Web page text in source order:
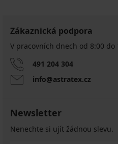
Zákaznická podpora
V pracovních dnech od 8:00 do
491 204 304
info@astratex.cz
Newsletter
Nenechte si ujít žádnou slevu.